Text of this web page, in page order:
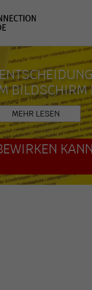
BILDSCHIRM
MEHR LESEN